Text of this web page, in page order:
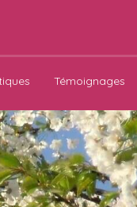
Témoignages